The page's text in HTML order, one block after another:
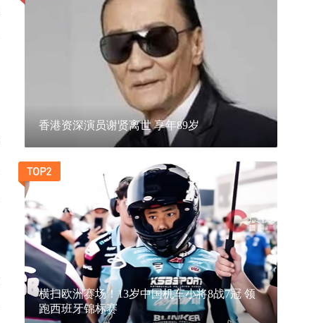
香港资深演员谢贤离世 享年89岁
横扫欧洲赛场！13岁中国机车小将8战7冠 领
跑西班牙锦标赛